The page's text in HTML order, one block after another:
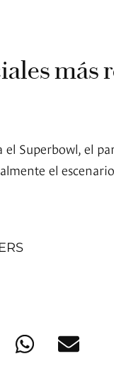
más
el Superbowl, el
el